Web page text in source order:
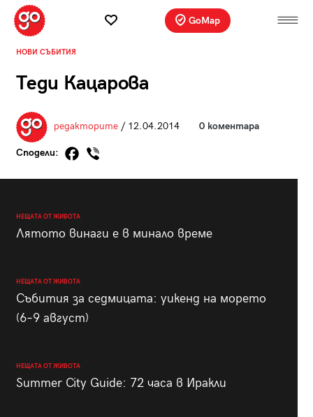
GoMap
НОВИ СЪБИТИЯ
Теди Кацарова
редакторите/ 12.04.2014 0 коментара
Сподели:
НЕЩАТА ОТ ЖИВОТА
Лятото винаги е в минало време
НЕЩАТА ОТ ЖИВОТА
Събития за седмицата: уикенд на морето
(6–9 август)
НЕЩАТА ОТ ЖИВОТА
Summer City Guide: 72 часа в Иракли